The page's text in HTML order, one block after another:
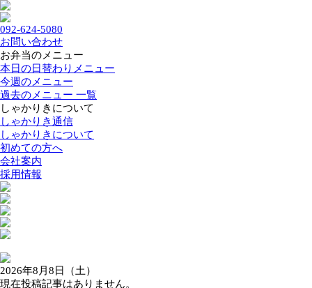
092-624-5080
お問い合わせ
お弁当のメニュー
本日の日替わりメニュー
今週のメニュー
過去のメニュー 一覧
しゃかりきについて
しゃかりき通信
しゃかりきについて
初めての方へ
会社案内
採用情報